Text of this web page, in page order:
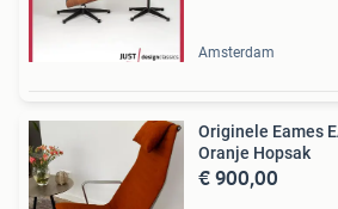
Amsterdam
Originele Eames
Oranje Hopsak
€ 900,00